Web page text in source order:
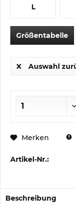
L
Größentabelle
Auswahl
Merken
Artikel-Nr.:
Beschreibung